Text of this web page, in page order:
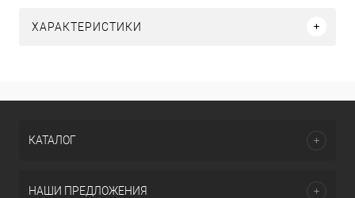
ХАРАКТЕРИСТИКИ
КАТАЛОГ
НАШИ ПРЕДЛОЖЕНИЯ